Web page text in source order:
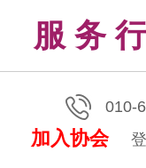
行
010-
加入协会